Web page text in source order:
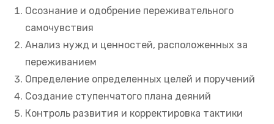
Осознание и одобрение переживательного
самочувствия
Анализ нужд и ценностей, расположенных за
переживанием
Определение определенных целей и поручений
Создание ступенчатого плана деяний
Контроль развития и корректировка тактики